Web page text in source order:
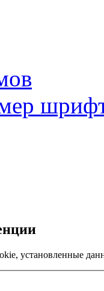
установленные